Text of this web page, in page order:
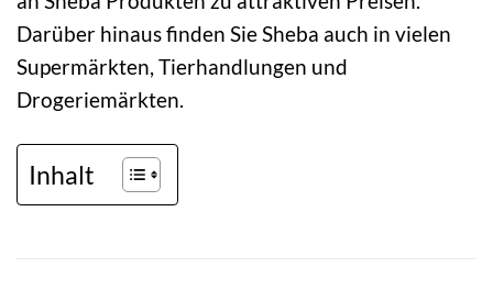
Darüber hinaus finden Sie Sheba auch in vielen
Supermärkten, Tierhandlungen und
Drogeriemärkten.
Inhalt